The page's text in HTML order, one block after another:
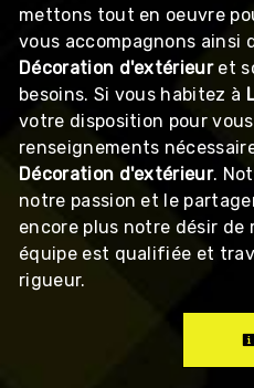
mettons tout en oeuvre
vous accompagnons ainsi
Décoration d'extérieuret
besoins. Si vous habitez à
votre disposition pour
renseignements
Décoration d'extérieur.
notre passion et le
encore plus notre désir de
équipe est qualifiée et
rigueur.